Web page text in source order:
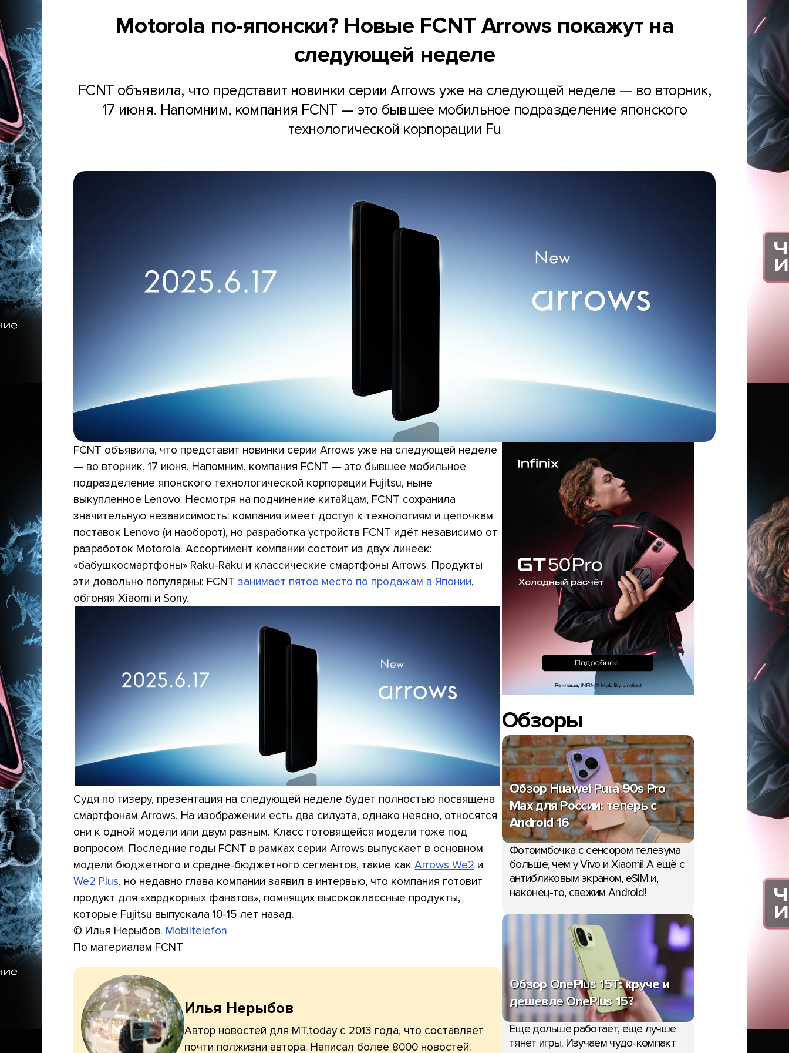
Motorola по-японски? Новые FCNT Arrows покажут на
следующей неделе
FCNT объявила, что представит новинки серии Arrows уже на следующей неделе — во вторник,
17 июня. Напомним, компания FCNT — это бывшее мобильное подразделение японского
технологической корпорации Fu
FCNT объявила, что представит новинки серии Arrows уже на следующей неделе
— во вторник, 17 июня. Напомним, компания FCNT — это бывшее мобильное
подразделение японского технологической корпорации Fujitsu, ныне
выкупленное Lenovo. Несмотря на подчинение китайцам, FCNT сохранила
значительную независимость: компания имеет доступ к технологиям и цепочкам
поставок Lenovo (и наоборот), но разработка устройств FCNT идёт независимо от
разработок Motorola. Ассортимент компании состоит из двух линеек:
«бабушкосмартфоны» Raku-Raku и классические смартфоны Arrows. Продукты
эти довольно популярны: FCNTзанимает пятое место по продажам в Японии,
обгоняя Xiaomi и Sony.
Судя по тизеру, презентация на следующей неделе будет полностью посвящена
смартфонам Arrows. На изображении есть два силуэта, однако неясно, относятся
они к одной модели или двум разным. Класс готовящейся модели тоже под
вопросом. Последние годы FCNT в рамках серии Arrows выпускает в основном
модели бюджетного и средне-бюджетного сегментов, такие какArrows We2 и
We2 Plus, но недавно глава компании заявил в интервью, что компания готовит
продукт для «хардкорных фанатов», помнящих высококлассные продукты,
которые Fujitsu выпускала 10-15 лет назад.
© Илья Нерыбов. Mobiltelefon
По материалам FCNT
Илья Нерыбов
Автор новостей для MT.today с 2013 года, что составляет
почти полжизни автора. Написал более 8000 новостей.
Обзоры
Обзор Huawei Pura 90s Pro
Max для России: теперь с
Android 16
Фотоимбочка с сенсором телезума
больше, чем у Vivo и Xiaomi! А ещё с
антибликовым экраном, eSIM и,
наконец-то, свежим Android!
Обзор OnePlus 15T: круче и
дешевле OnePlus 15?
Еще дольше работает, еще лучше
тянет игры. Изучаем чудо-компакт